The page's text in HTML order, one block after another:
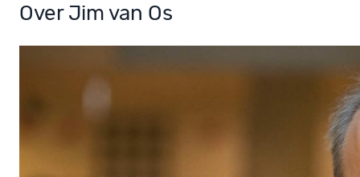
Over Jim van Os